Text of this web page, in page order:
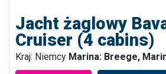
Jacht żaglowy
Cruiser (4 cabins)
Kraj: Niemcy Marina: Breege,